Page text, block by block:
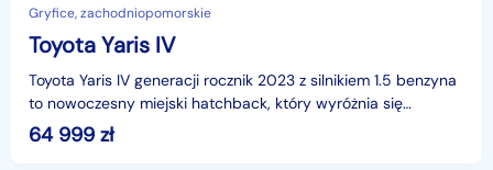
Gryfice, zachodniopomorskie
Toyota Yaris IV
Toyota Yaris IV generacji rocznik 2023 z silnikiem 1.5 benzyna
to nowoczesny miejski hatchback, który wyróżnia się
oszczędnością i dynamiką! W Ślicznym kolorze!
64 999 zł